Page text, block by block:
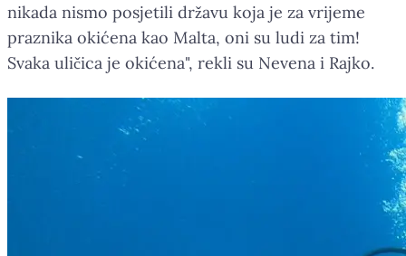
nikada nismo posjetili državu koja je za vrijeme
praznika okićena kao Malta, oni su ludi za tim!
Svaka uličica je okićena", rekli su Nevena i Rajko.